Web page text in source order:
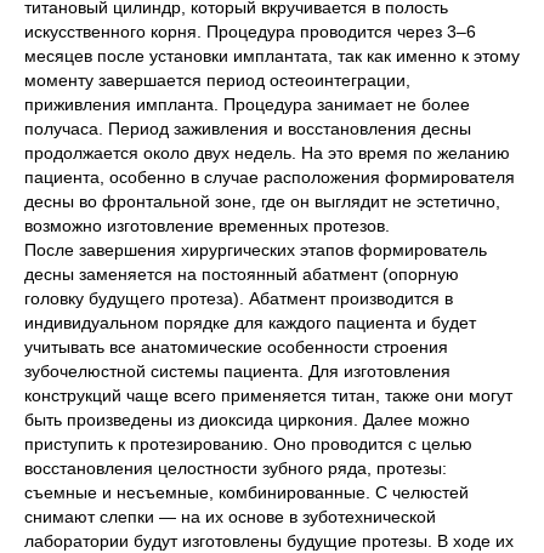
титановый цилиндр, который вкручивается в полость
искусственного корня. Процедура проводится через 3–6
месяцев после установки имплантата, так как именно к этому
моменту завершается период остеоинтеграции,
приживления импланта. Процедура занимает не более
получаса. Период заживления и восстановления десны
продолжается около двух недель. На это время по желанию
пациента, особенно в случае расположения формирователя
десны во фронтальной зоне, где он выглядит не эстетично,
возможно изготовление временных протезов.
После завершения хирургических этапов формирователь
десны заменяется на постоянный абатмент (опорную
головку будущего протеза). Абатмент производится в
индивидуальном порядке для каждого пациента и будет
учитывать все анатомические особенности строения
зубочелюстной системы пациента. Для изготовления
конструкций чаще всего применяется титан, также они могут
быть произведены из диоксида циркония. Далее можно
приступить к протезированию. Оно проводится с целью
восстановления целостности зубного ряда, протезы:
съемные и несъемные, комбинированные. С челюстей
снимают слепки — на их основе в зуботехнической
лаборатории будут изготовлены будущие протезы. В ходе их